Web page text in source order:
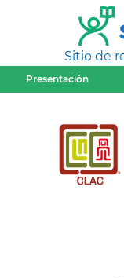
Sitio de
Presentación